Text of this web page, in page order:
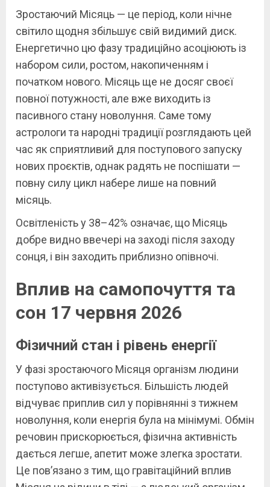
Зростаючий Місяць — це період, коли нічне
світило щодня збільшує свій видимий диск.
Енергетично цю фазу традиційно асоціюють із
набором сили, ростом, накопиченням і
початком нового. Місяць ще не досяг своєї
повної потужності, але вже виходить із
пасивного стану новолуння. Саме тому
астрологи та народні традиції розглядають цей
час як сприятливий для поступового запуску
нових проєктів, однак радять не поспішати —
повну силу цикл набере лише на повний
місяць.
Освітленість у 38–42% означає, що Місяць
добре видно ввечері на заході після заходу
сонця, і він заходить приблизно опівночі.
Вплив на самопочуття та
сон 17 червня 2026
Фізичний стан і рівень енергії
У фазі зростаючого Місяця організм людини
поступово активізується. Більшість людей
відчуває приплив сил у порівнянні з тижнем
новолуння, коли енергія була на мінімумі. Обмін
речовин прискорюється, фізична активність
дається легше, апетит може злегка зростати.
Це пов’язано з тим, що гравітаційний вплив